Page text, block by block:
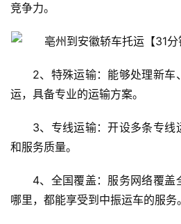
竞争力。
2、特殊运输：能够处理新车
运，具备专业的运输方案。
3、专线运输：开设多条专线
和服务质量。
4、全国覆盖：服务网络覆盖
哪里，都能享受到中振运车的服务。